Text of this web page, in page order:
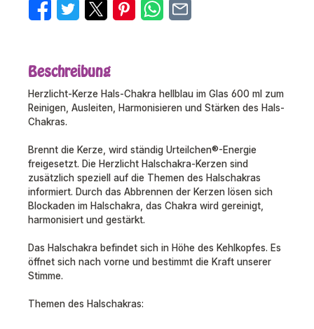
Beschreibung
Herzlicht-Kerze Hals-Chakra hellblau im Glas 600 ml zum
Reinigen, Ausleiten, Harmonisieren und Stärken des Hals-
Chakras.
Brennt die Kerze, wird ständig Urteilchen®-Energie
freigesetzt. Die Herzlicht Halschakra-Kerzen sind
zusätzlich speziell auf die Themen des Halschakras
informiert. Durch das Abbrennen der Kerzen lösen sich
Blockaden im Halschakra, das Chakra wird gereinigt,
harmonisiert und gestärkt.
Das Halschakra befindet sich in Höhe des Kehlkopfes. Es
öffnet sich nach vorne und bestimmt die Kraft unserer
Stimme.
Themen des Halschakras: